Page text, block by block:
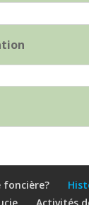
foncière?